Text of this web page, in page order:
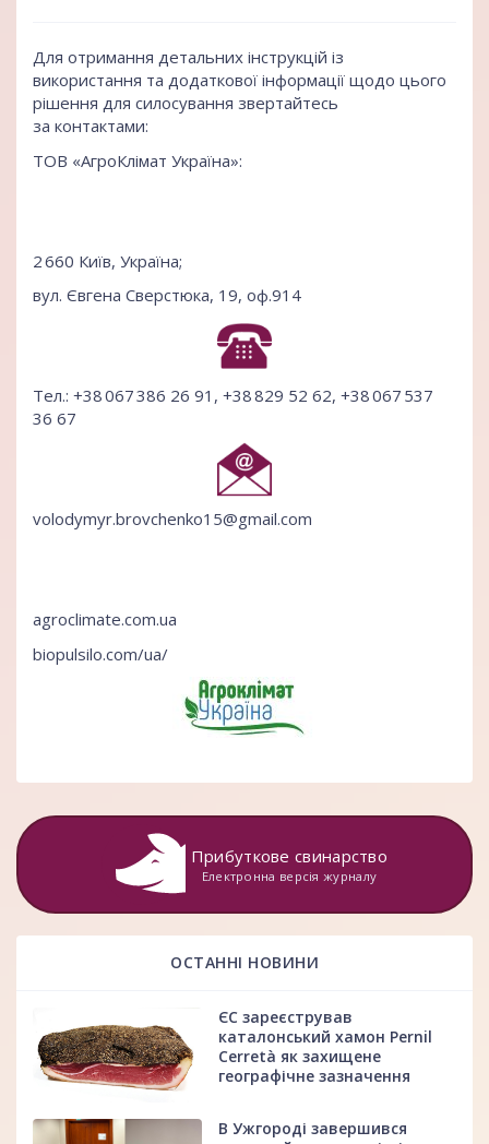
Для отримання детальних інструкцій із
використання та додаткової інформації щодо цього
рішення для силосування звертайтесь
за контактами:
ТОВ «АгроКлімат Україна»:
2 660 Київ, Україна;
вул. Євгена Сверстюка, 19, оф.914
Тел.: +38 067 386 26 91, +38 829 52 62, +38 067 537
36 67
volodymyr.brovchenko15@gmail.com
agroclimate.com.ua
biopulsilo.com/ua/
Прибуткове свинарство
Електронна версія журналу
ОСТАННІ НОВИНИ
ЄС зареєстрував
каталонський хамон Pernil
Cerretà як захищене
географічне зазначення
В Ужгороді завершився